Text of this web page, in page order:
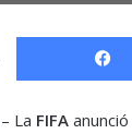
– La FIFAanunció